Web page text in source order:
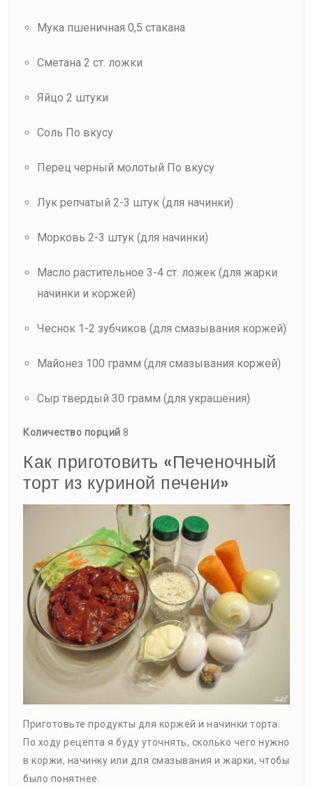
Мука пшеничная 0,5 стакана
Сметана 2 ст. ложки
Яйцо 2 штуки
Соль По вкусу
Перец черный молотый По вкусу
Лук репчатый 2-3 штук (для начинки)
Морковь 2-3 штук (для начинки)
Масло растительное 3-4 ст. ложек (для жарки
начинки и коржей)
Чеснок 1-2 зубчиков (для смазывания коржей)
Майонез 100 грамм (для смазывания коржей)
Сыр твердый 30 грамм (для украшения)
Количество порций 8
Как приготовить «Печеночный
торт из куриной печени»
Приготовьте продукты для коржей и начинки торта.
По ходу рецепта я буду уточнять, сколько чего нужно
в коржи, начинку или для смазывания и жарки, чтобы
было понятнее.